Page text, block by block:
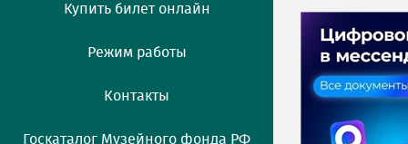
Купить билет онлайн
Режим работы
Контакты
Госкаталог Музейного фонда РФ